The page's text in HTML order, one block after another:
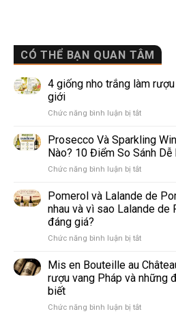
CÓ THỂ BẠN QUAN TÂM
4 giống nho trắng làm
giới
Chức năng bình luận bị tắtở
giống
nho
trắng
làm
vang
phổ
thế
Prosecco Và Sparkling
Nào? 10 Điểm So Sánh
Chức năng bình luận bị tắtở
Sparkling
Wine
Nhau
Thế
Nào?
10
So
Pomerol và Lalande de
nhau và vì sao Lalande de
đáng giá?
Chức năng bình luận bị tắtở
và
Lalande
de
Điểm
Mis en Bouteille au
rượu vang Pháp và những
biết
Chức năng bình luận bị tắtở